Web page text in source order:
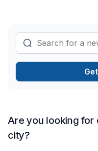
Are you looking
city?